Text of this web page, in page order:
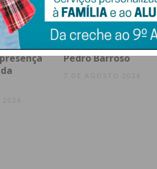
FC Penafiel SAD cria
equipa Sub-23 que
vai ser liderada por
Pedro Barroso
7 DE AGOSTO 2026